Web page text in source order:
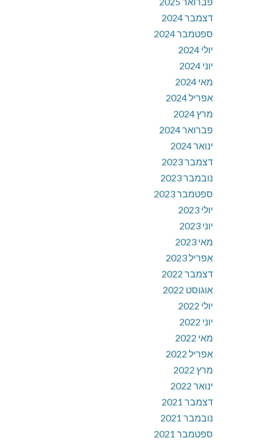
דצמבר 2024
ספטמבר 2024
יולי 2024
יוני 2024
מאי 2024
אפריל 2024
מרץ 2024
פברואר 2024
ינואר 2024
דצמבר 2023
נובמבר 2023
ספטמבר 2023
יולי 2023
יוני 2023
מאי 2023
אפריל 2023
דצמבר 2022
אוגוסט 2022
יולי 2022
יוני 2022
מאי 2022
אפריל 2022
מרץ 2022
ינואר 2022
דצמבר 2021
נובמבר 2021
ספטמבר 2021